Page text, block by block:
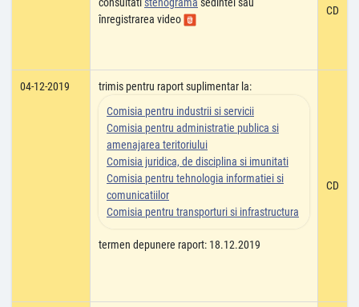
înregistrarea video
CD
04-12-2019
trimis pentru raport suplimentar la:
Comisia pentru industrii si servicii
Comisia pentru administratie publica si
amenajarea teritoriului
Comisia juridica, de disciplina si imunitati
Comisia pentru tehnologia informatiei si
comunicatiilor
Comisia pentru transporturi si infrastructura
termen depunere raport: 18.12.2019
CD